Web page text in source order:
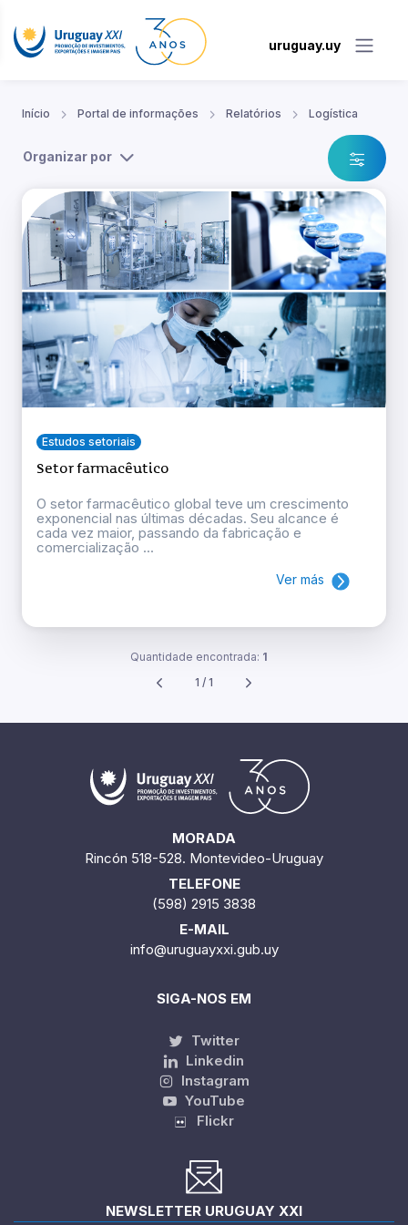
uruguay.uy
Início Portal de informações Relatórios Logística
Organizar por
Estudos setoriais
Setor farmacêutico
O setor farmacêutico global teve um crescimento
exponencial nas últimas décadas. Seu alcance é
cada vez maior, passando da fabricação e
comercialização ...
Ver más
Quantidade encontrada: 1
1 / 1
MORADA
Rincón 518-528. Montevideo-Uruguay
TELEFONE
(598) 2915 3838
E-MAIL
info@uruguayxxi.gub.uy
SIGA-NOS EM
Twitter
Linkedin
Instagram
YouTube
Flickr
NEWSLETTER URUGUAY XXI